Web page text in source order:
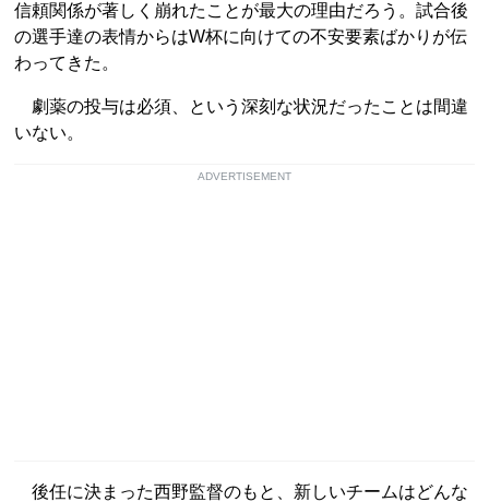
信頼関係が著しく崩れたことが最大の理由だろう。試合後
の選手達の表情からはW杯に向けての不安要素ばかりが伝
わってきた。
劇薬の投与は必須、という深刻な状況だったことは間違
いない。
ADVERTISEMENT
後任に決まった西野監督のもと、新しいチームはどんな